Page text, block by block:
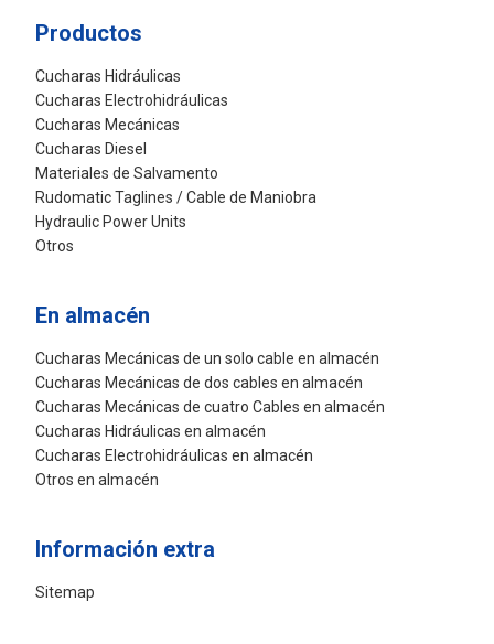
Productos
Cucharas Hidráulicas
Cucharas Electrohidráulicas
Cucharas Mecánicas
Cucharas Diesel
Materiales de Salvamento
Rudomatic Taglines / Cable de Maniobra
Hydraulic Power Units
Otros
En almacén
Cucharas Mecánicas de un solo cable en almacén
Cucharas Mecánicas de dos cables en almacén
Cucharas Mecánicas de cuatro Cables en almacén
Cucharas Hidráulicas en almacén
Cucharas Electrohidráulicas en almacén
Otros en almacén
Información extra
Sitemap